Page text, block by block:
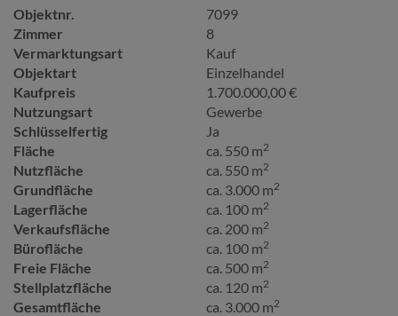
Objektnr.
7099
Zimmer
8
Vermarktungsart
Kauf
Objektart
Einzelhandel
Kaufpreis
1.700.000,00 €
Nutzungsart
Gewerbe
Schlüsselfertig
Ja
Fläche
ca. 550 m2
Nutzfläche ca. 550 m2
Grundfläche ca. 3.000 m2
Lagerfläche ca. 100 m2
Verkaufsfläche ca. 200 m2
Bürofläche ca. 100 m2
Freie Fläche ca. 500 m2
Stellplatzfläche ca. 120 m2
Gesamtfläche ca. 3.000 m2